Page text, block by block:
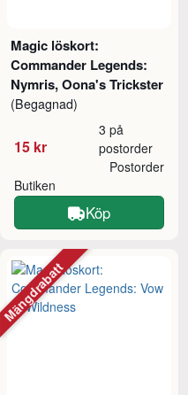
Magic löskort:
Commander Legends:
Nymris, Oona's Trickster
(Begagnad)
15 kr
3 på
postorder
Butiken
Postorder
Köp
Mängdrabatt